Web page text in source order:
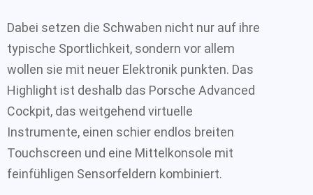
Dabei setzen die Schwaben nicht nur auf ihre
typische Sportlichkeit, sondern vor allem
wollen sie mit neuer Elektronik punkten. Das
Highlight ist deshalb das Porsche Advanced
Cockpit, das weitgehend virtuelle
Instrumente, einen schier endlos breiten
Touchscreen und eine Mittelkonsole mit
feinfühligen Sensorfeldern kombiniert.